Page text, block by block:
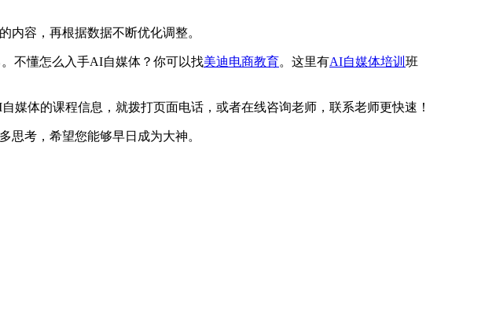
内容，再根据数据不断优化调整。
不懂怎么入手AI自媒体？你可以找美迪电商教育。这里有AI自媒体培训 班
体的课程信息，就拨打页面电话，或者在线咨询老师，联系老师更快速！
思考，希望您能够早日成为大神。